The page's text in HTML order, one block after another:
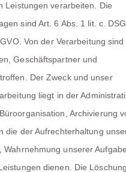
Leistungen verarbeiten. Die
sind Art. 6 Abs. 1 lit. c.
Von der Verarbeitung sind
Geschäftspartner und
Der Zweck und unser
liegt in der
Archivierung
die der Aufrechterhaltung
Wahrnehmung unserer
dienen. Die